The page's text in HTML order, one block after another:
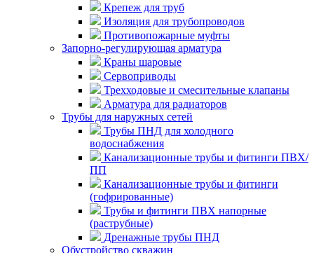
Крепеж для труб
Изоляция для трубопроводов
Противопожарные муфты
Запорно-регулирующая арматура
Краны шаровые
Сервоприводы
Трехходовые и смесительные клапаны
Арматура для радиаторов
Трубы для наружных сетей
Трубы ПНД для холодного
водоснабжения
Канализационные трубы и фитинги ПВХ/
ПП
Канализационные трубы и фитинги
(гофрированные)
Трубы и фитинги ПВХ напорные
(раструбные)
Дренажные трубы ПНД
Обустройство скважин